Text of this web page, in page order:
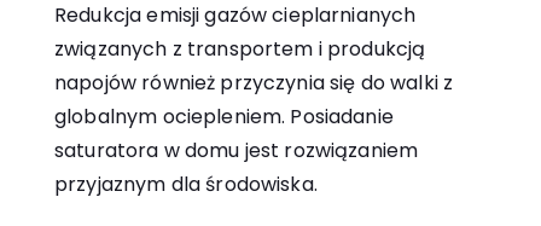
Redukcja emisji gazów cieplarnianych
związanych z transportem i produkcją
napojów również przyczynia się do walki z
globalnym ociepleniem. Posiadanie
saturatora w domu jest rozwiązaniem
przyjaznym dla środowiska.